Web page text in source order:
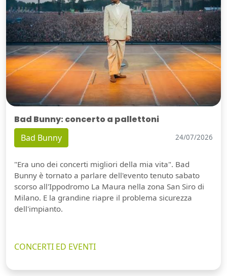
Bad Bunny: concerto a pallettoni
Bad Bunny 24/07/2026
"Era uno dei concerti migliori della mia vita". Bad
Bunny è tornato a parlare dell'evento tenuto sabato
scorso all'Ippodromo La Maura nella zona San Siro di
Milano. E la grandine riapre il problema sicurezza
dell'impianto.
CONCERTI ED EVENTI